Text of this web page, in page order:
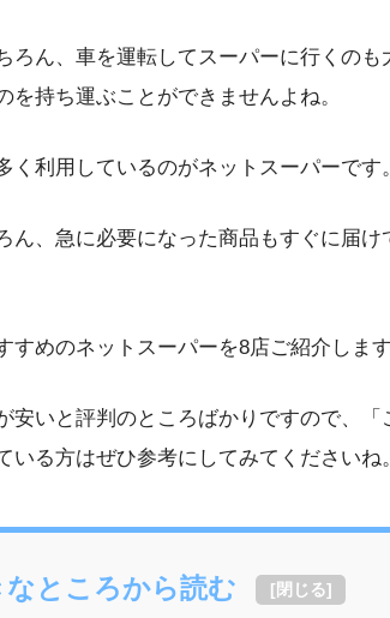
ろん、車を運転してスーパーに行くの
を持ち運ぶことができませんよね。
く利用しているのがネットスーパーです。
ん、急に必要になった商品もすぐに届
すめのネットスーパーを8店ご紹介します
安いと評判のところばかりですので、
いる方はぜひ参考にしてみてくださいね。
なところから読む [閉じる]